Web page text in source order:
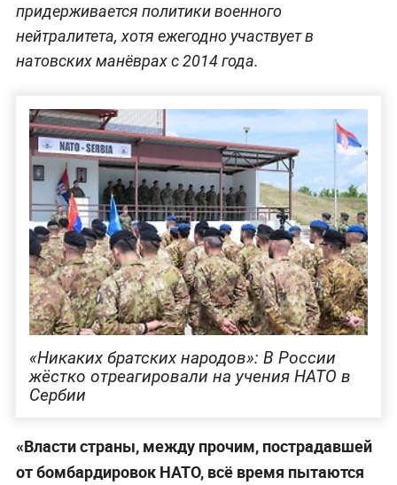
придерживается политики военного
нейтралитета, хотя ежегодно участвует в
натовских манёврах с 2014 года.
«Никаких братских народов»: В России
жёстко отреагировали на учения НАТО в
Сербии
«Власти страны, между прочим, пострадавшей
от бомбардировок НАТО, всё время пытаются